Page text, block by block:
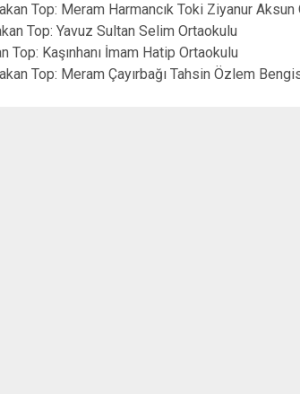
Top: Meram Harmancık Toki Ziyanur Aksun
Top: Yavuz Sultan Selim Ortaokulu
Top: Kaşınhanı İmam Hatip Ortaokulu
Top: Meram Çayırbağı Tahsin Özlem